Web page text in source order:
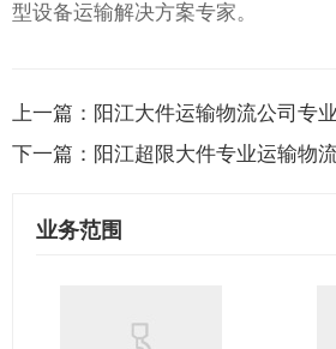
型设备运输解决方案专家。
上一篇： 阳江大件运输物流公司专
下一篇： 阳江超限大件专业运输物
业务范围